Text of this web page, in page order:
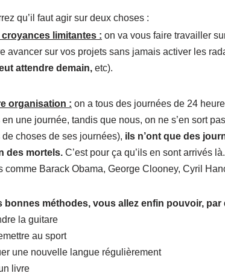
qu’il faut agir sur deux choses :
croyances limitantes : on va vous faire travailler
avancer sur vos projets sans jamais activer les
attendre demain, etc).
organisation : on a tous des journées de 24
une journée, tandis que nous, on ne s’en sort
choses de ses journées), ils n’ont que des
des mortels. C’est pour ça qu’ils en sont arrivés
comme Barack Obama, George Clooney, Cyril
bonnes méthodes, vous allez enfin pouvoir, par
la guitare
au sport
une nouvelle langue régulièrement
livre